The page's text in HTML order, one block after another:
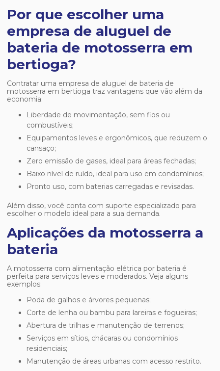
Por que escolher uma
empresa de aluguel de
bateria de motosserra em
bertioga?
Contratar uma empresa de aluguel de bateria de
motosserra em bertioga traz vantagens que vão além da
economia:
Liberdade de movimentação, sem fios ou
combustíveis;
Equipamentos leves e ergonômicos, que reduzem o
cansaço;
Zero emissão de gases, ideal para áreas fechadas;
Baixo nível de ruído, ideal para uso em condomínios;
Pronto uso, com baterias carregadas e revisadas.
Além disso, você conta com suporte especializado para
escolher o modelo ideal para a sua demanda.
Aplicações da motosserra a
bateria
A motosserra com alimentação elétrica por bateria é
perfeita para serviços leves e moderados. Veja alguns
exemplos:
Poda de galhos e árvores pequenas;
Corte de lenha ou bambu para lareiras e fogueiras;
Abertura de trilhas e manutenção de terrenos;
Serviços em sítios, chácaras ou condomínios
residenciais;
Manutenção de áreas urbanas com acesso restrito.